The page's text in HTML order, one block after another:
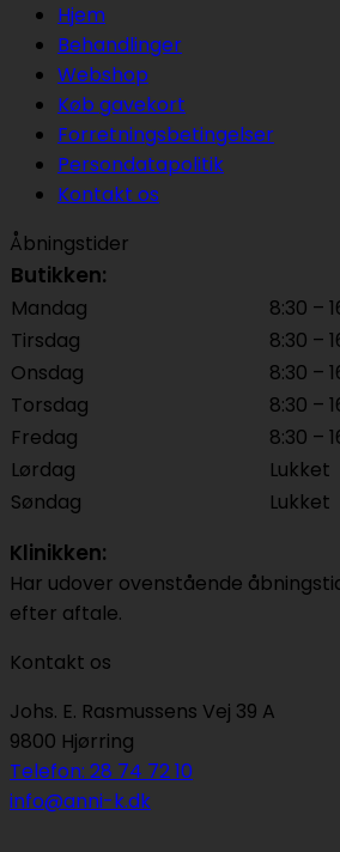
Hjem
Behandlinger
Webshop
Køb gavekort
Forretningsbetingelser
Persondatapolitik
Kontakt os
Åbningstider
Butikken:
Mandag
8:30 –
Tirsdag
8:30 –
Onsdag
8:30 –
Torsdag
8:30 –
Fredag
8:30 –
Lørdag
Lukket
Søndag
Lukket
Klinikken:
Har udover ovenstående
efter aftale.
Kontakt os
Johs. E. Rasmussens Vej 39 A
9800 Hjørring
Telefon: 28 74 72 10
info@anni-k.dk